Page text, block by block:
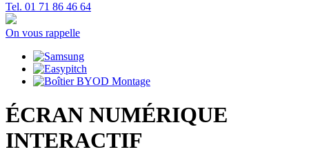
Tel. 01 71 86 46 64
On vous rappelle
ÉCRAN NUMÉRIQUE
INTERACTIF